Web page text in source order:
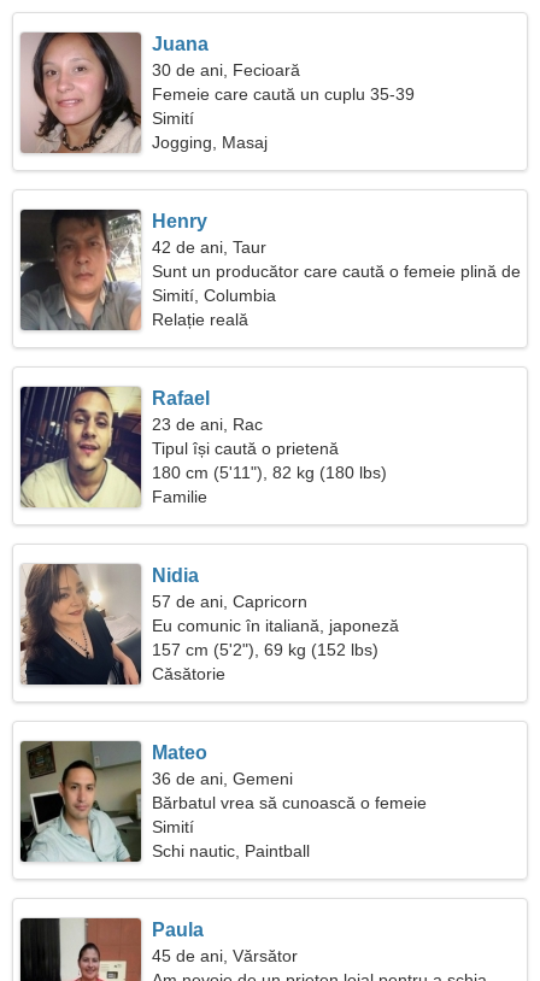
Juana
30 de ani, Fecioară
Femeie care caută un cuplu 35-39
Simití
Jogging, Masaj
Henry
42 de ani, Taur
Sunt un producător care caută o femeie plină de
spirit
Simití, Columbia
Relație reală
Rafael
23 de ani, Rac
Tipul își caută o prietenă
180 cm (5'11"), 82 kg (180 lbs)
Familie
Nidia
57 de ani, Capricorn
Eu comunic în italiană, japoneză
157 cm (5'2"), 69 kg (152 lbs)
Căsătorie
Mateo
36 de ani, Gemeni
Bărbatul vrea să cunoască o femeie
Simití
Schi nautic, Paintball
Paula
45 de ani, Vărsător